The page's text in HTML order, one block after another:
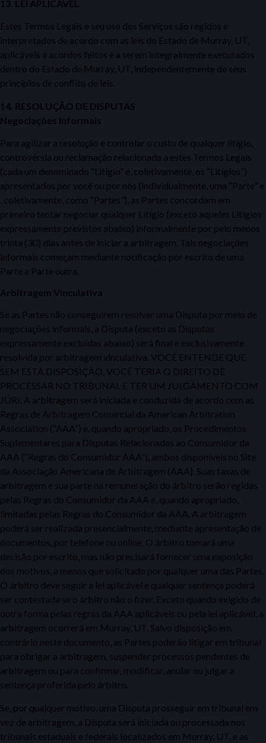
13. LEI APLICÁVEL
Estes Termos Legais e seu uso dos Serviços são regidos e
interpretados de acordo com as leis do Estado de Murray, UT,
aplicáveis a acordos feitos e a serem integralmente executados
dentro do Estado de Murray, UT, independentemente de seus
princípios de conflito de leis.
14. RESOLUÇÃO DE DISPUTAS
Negociações Informais
Para agilizar a resolução e controlar o custo de qualquer litígio,
controvérsia ou reclamação relacionada a estes Termos Legais
(cada um denominado “Litígio” e, coletivamente, os “Litígios”)
apresentados por você ou por nós (individualmente, uma “Parte” e
, coletivamente, como “Partes”), as Partes concordam em
primeiro tentar negociar qualquer Litígio (exceto aqueles Litígios
expressamente previstos abaixo) informalmente por pelo menos
trinta (30) dias antes de iniciar a arbitragem. Tais negociações
informais começam mediante notificação por escrito de uma
Parte a Parte outra.
Arbitragem Vinculativa
Se as Partes não conseguirem resolver uma Disputa por meio de
negociações informais, a Disputa (exceto as Disputas
expressamente excluídas abaixo) será final e exclusivamente
resolvida por arbitragem vinculativa. VOCÊ ENTENDE QUE
SEM ESTA DISPOSIÇÃO, VOCÊ TERIA O DIREITO DE
PROCESSAR NO TRIBUNAL E TER UM JULGAMENTO COM
JÚRI. A arbitragem será iniciada e conduzida de acordo com as
Regras de Arbitragem Comercial da American Arbitration
Association (“AAA”) e, quando apropriado, os Procedimentos
Suplementares para Disputas Relacionadas ao Consumidor da
AAA (“Regras do Consumidor AAA”), ambos disponíveis no Site
da Associação Americana de Arbitragem (AAA). Suas taxas de
arbitragem e sua parte na remuneração do árbitro serão regidas
pelas Regras do Consumidor da AAA e, quando apropriado,
limitadas pelas Regras do Consumidor da AAA. A arbitragem
poderá ser realizada presencialmente, mediante apresentação de
documentos, por telefone ou online. O árbitro tomará uma
decisão por escrito, mas não precisará fornecer uma exposição
dos motivos, a menos que solicitado por qualquer uma das Partes.
O árbitro deve seguir a lei aplicável e qualquer sentença poderá
ser contestada se o árbitro não o fizer. Exceto quando exigido de
outra forma pelas regras da AAA aplicáveis ​​ou pela lei aplicável, a
arbitragem ocorrerá em Murray, UT. Salvo disposição em
contrário neste documento, as Partes poderão litigar em tribunal
para obrigar a arbitragem, suspender processos pendentes de
arbitragem ou para confirmar, modificar, anular ou julgar a
sentença proferida pelo árbitro.
Se, por qualquer motivo, uma Disputa prosseguir em tribunal em
vez de arbitragem, a Disputa será iniciada ou processada nos
tribunais estaduais e federais localizados em Murray, UT, e as